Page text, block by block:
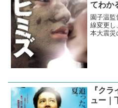
てわか
園子温
線変更し
本大震災
『ク
ュー｜